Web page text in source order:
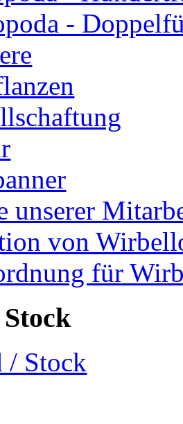
-
unserer
von
für
/ Stock